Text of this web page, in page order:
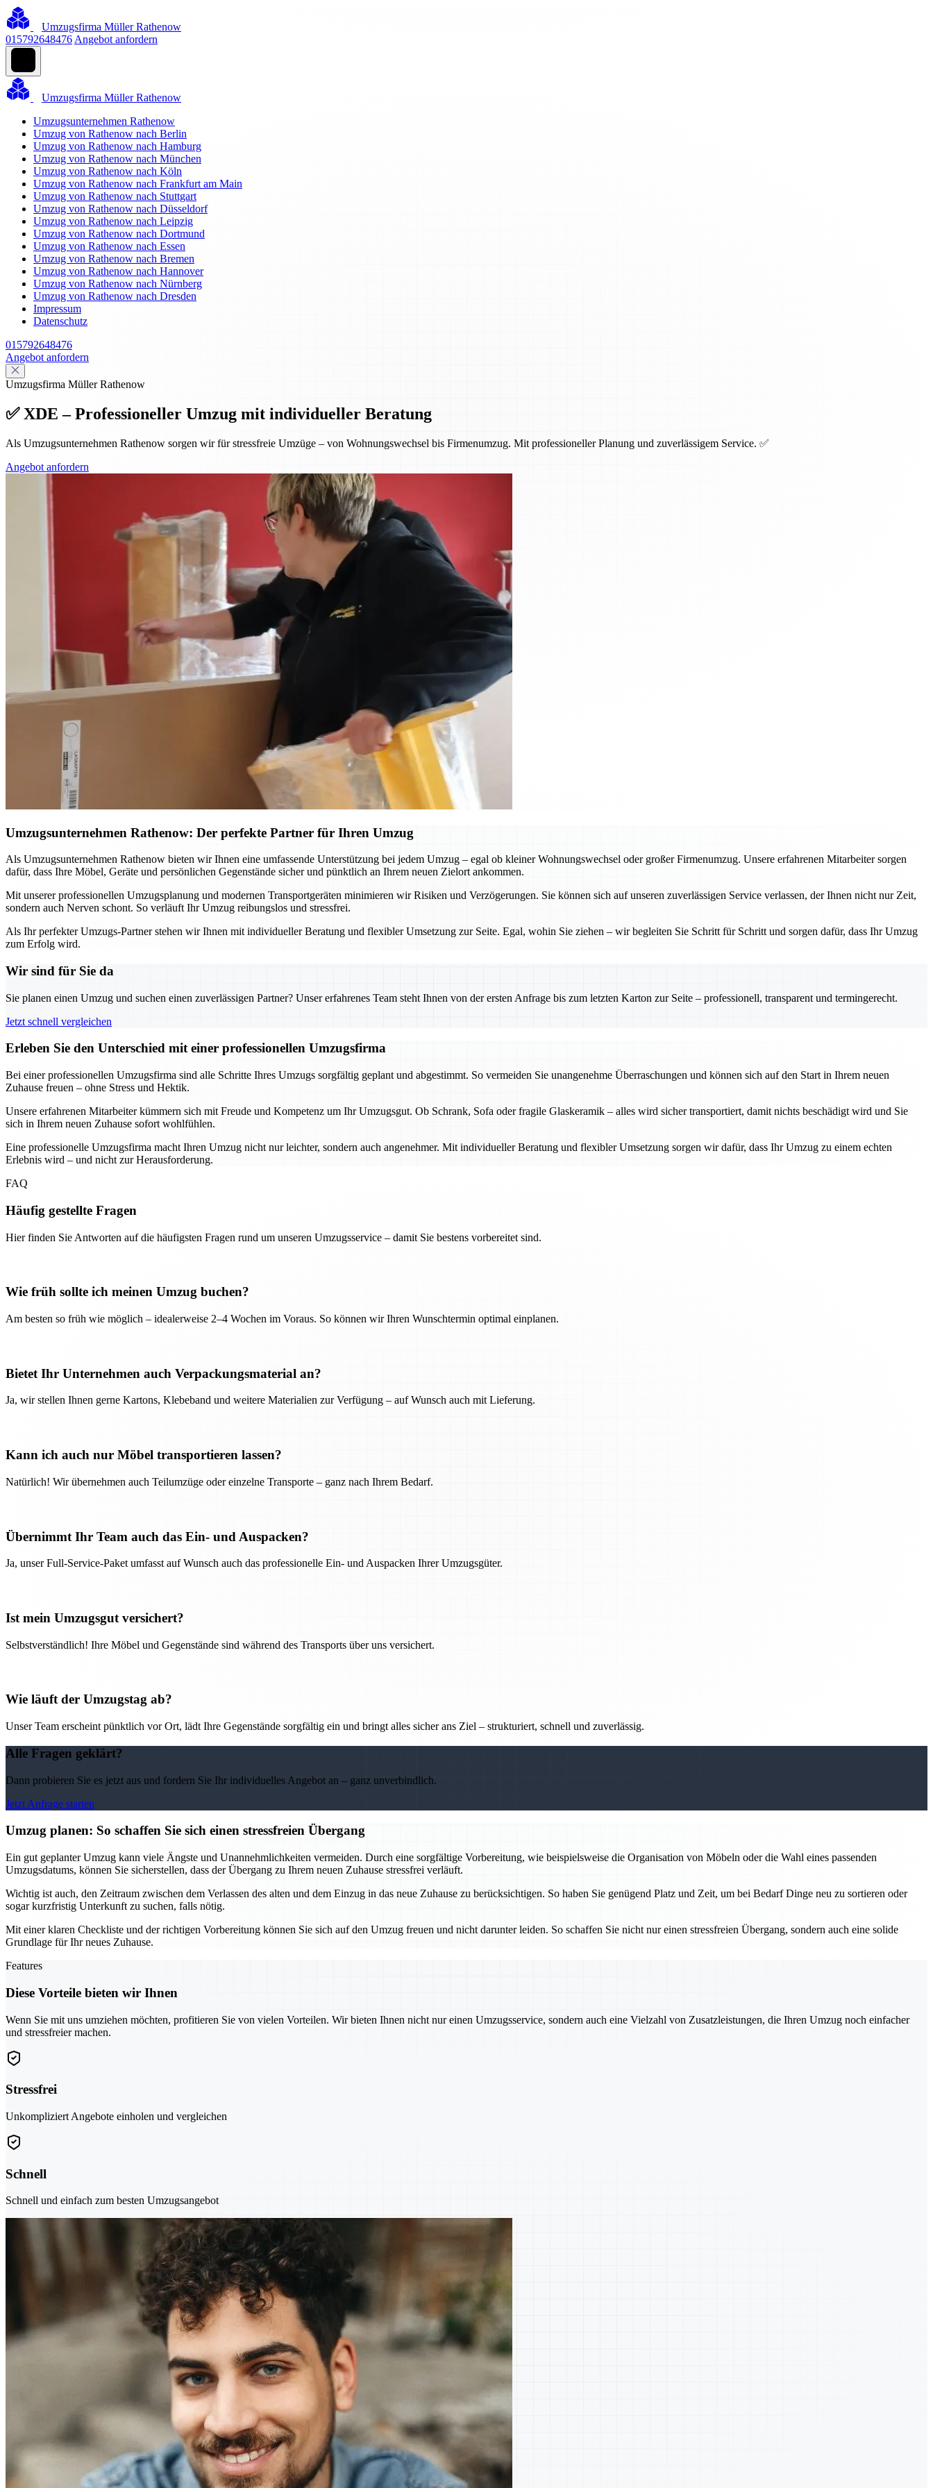
Umzugsfirma Müller Rathenow
015792648476 Angebot anfordern
Umzugsfirma Müller Rathenow
Umzugsunternehmen Rathenow
Umzug von Rathenow nach Berlin
Umzug von Rathenow nach Hamburg
Umzug von Rathenow nach München
Umzug von Rathenow nach Köln
Umzug von Rathenow nach Frankfurt am Main
Umzug von Rathenow nach Stuttgart
Umzug von Rathenow nach Düsseldorf
Umzug von Rathenow nach Leipzig
Umzug von Rathenow nach Dortmund
Umzug von Rathenow nach Essen
Umzug von Rathenow nach Bremen
Umzug von Rathenow nach Hannover
Umzug von Rathenow nach Nürnberg
Umzug von Rathenow nach Dresden
Impressum
Datenschutz
015792648476
Angebot anfordern
Umzugsfirma Müller Rathenow
✅ XDE – Professioneller Umzug mit individueller Beratung
Als Umzugsunternehmen Rathenow sorgen wir für stressfreie Umzüge – von Wohnungswechsel bis Firmenumzug. Mit professioneller Planung und zuverlässigem Service. ✅
Angebot anfordern
Umzugsunternehmen Rathenow: Der perfekte Partner für Ihren Umzug
Als Umzugsunternehmen Rathenow bieten wir Ihnen eine umfassende Unterstützung bei jedem Umzug – egal ob kleiner Wohnungswechsel oder großer Firmenumzug. Unsere erfahrenen Mitarbeiter sorgen
dafür, dass Ihre Möbel, Geräte und persönlichen Gegenstände sicher und pünktlich an Ihrem neuen Zielort ankommen.
Mit unserer professionellen Umzugsplanung und modernen Transportgeräten minimieren wir Risiken und Verzögerungen. Sie können sich auf unseren zuverlässigen Service verlassen, der Ihnen nicht nur Zeit,
sondern auch Nerven schont. So verläuft Ihr Umzug reibungslos und stressfrei.
Als Ihr perfekter Umzugs-Partner stehen wir Ihnen mit individueller Beratung und flexibler Umsetzung zur Seite. Egal, wohin Sie ziehen – wir begleiten Sie Schritt für Schritt und sorgen dafür, dass Ihr Umzug
zum Erfolg wird.
Wir sind für Sie da
Sie planen einen Umzug und suchen einen zuverlässigen Partner? Unser erfahrenes Team steht Ihnen von der ersten Anfrage bis zum letzten Karton zur Seite – professionell, transparent und termingerecht.
Jetzt schnell vergleichen
Erleben Sie den Unterschied mit einer professionellen Umzugsfirma
Bei einer professionellen Umzugsfirma sind alle Schritte Ihres Umzugs sorgfältig geplant und abgestimmt. So vermeiden Sie unangenehme Überraschungen und können sich auf den Start in Ihrem neuen
Zuhause freuen – ohne Stress und Hektik.
Unsere erfahrenen Mitarbeiter kümmern sich mit Freude und Kompetenz um Ihr Umzugsgut. Ob Schrank, Sofa oder fragile Glaskeramik – alles wird sicher transportiert, damit nichts beschädigt wird und Sie
sich in Ihrem neuen Zuhause sofort wohlfühlen.
Eine professionelle Umzugsfirma macht Ihren Umzug nicht nur leichter, sondern auch angenehmer. Mit individueller Beratung und flexibler Umsetzung sorgen wir dafür, dass Ihr Umzug zu einem echten
Erlebnis wird – und nicht zur Herausforderung.
FAQ
Häufig gestellte Fragen
Hier finden Sie Antworten auf die häufigsten Fragen rund um unseren Umzugsservice – damit Sie bestens vorbereitet sind.
Wie früh sollte ich meinen Umzug buchen?
Am besten so früh wie möglich – idealerweise 2–4 Wochen im Voraus. So können wir Ihren Wunschtermin optimal einplanen.
Bietet Ihr Unternehmen auch Verpackungsmaterial an?
Ja, wir stellen Ihnen gerne Kartons, Klebeband und weitere Materialien zur Verfügung – auf Wunsch auch mit Lieferung.
Kann ich auch nur Möbel transportieren lassen?
Natürlich! Wir übernehmen auch Teilumzüge oder einzelne Transporte – ganz nach Ihrem Bedarf.
Übernimmt Ihr Team auch das Ein- und Auspacken?
Ja, unser Full-Service-Paket umfasst auf Wunsch auch das professionelle Ein- und Auspacken Ihrer Umzugsgüter.
Ist mein Umzugsgut versichert?
Selbstverständlich! Ihre Möbel und Gegenstände sind während des Transports über uns versichert.
Wie läuft der Umzugstag ab?
Unser Team erscheint pünktlich vor Ort, lädt Ihre Gegenstände sorgfältig ein und bringt alles sicher ans Ziel – strukturiert, schnell und zuverlässig.
Alle Fragen geklärt?
Dann probieren Sie es jetzt aus und fordern Sie Ihr individuelles Angebot an – ganz unverbindlich.
Jetzt Anfrage starten
Umzug planen: So schaffen Sie sich einen stressfreien Übergang
Ein gut geplanter Umzug kann viele Ängste und Unannehmlichkeiten vermeiden. Durch eine sorgfältige Vorbereitung, wie beispielsweise die Organisation von Möbeln oder die Wahl eines passenden
Umzugsdatums, können Sie sicherstellen, dass der Übergang zu Ihrem neuen Zuhause stressfrei verläuft.
Wichtig ist auch, den Zeitraum zwischen dem Verlassen des alten und dem Einzug in das neue Zuhause zu berücksichtigen. So haben Sie genügend Platz und Zeit, um bei Bedarf Dinge neu zu sortieren oder
sogar kurzfristig Unterkunft zu suchen, falls nötig.
Mit einer klaren Checkliste und der richtigen Vorbereitung können Sie sich auf den Umzug freuen und nicht darunter leiden. So schaffen Sie nicht nur einen stressfreien Übergang, sondern auch eine solide
Grundlage für Ihr neues Zuhause.
Features
Diese Vorteile bieten wir Ihnen
Wenn Sie mit uns umziehen möchten, profitieren Sie von vielen Vorteilen. Wir bieten Ihnen nicht nur einen Umzugsservice, sondern auch eine Vielzahl von Zusatzleistungen, die Ihren Umzug noch einfacher
und stressfreier machen.
Stressfrei
Unkompliziert Angebote einholen und vergleichen
Schnell
Schnell und einfach zum besten Umzugsangebot